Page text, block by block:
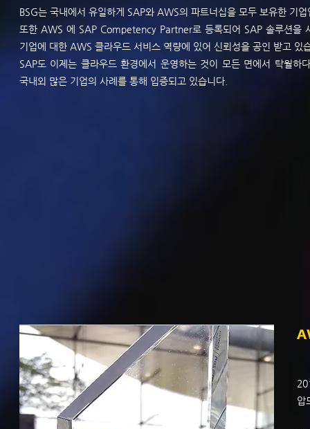
BSG는 국내에서 유일하게 SAP와 AWS의 파트너십을 모두 보유한 기업
또한 AWS 에 SAP Competency Partner로 등록되어 SAP 솔루션을
기업에 대한 AWS 클라우드 서비스 역량에 있어 신뢰성을 공인 받고 있
SAP도 이제는 클라우드 환경에서 운영하는 것이 모든 면에서 탁월하
국내외 많은 기업의 사례를 통해 입증되고 있습니다.
압